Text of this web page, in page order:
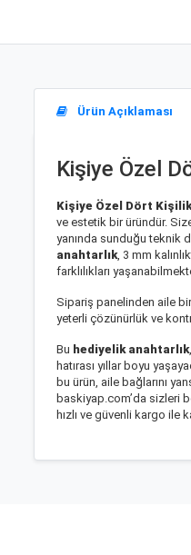
Ürün Açıklaması
Kişiye Özel
Kişiye Özel Dört
ve estetik bir üründür.
yanında sunduğu teknik
anahtarlık, 3 mm
farklılıkları
Sipariş panelinden aile
yeterli çözünürlük ve
Bu hediyelik anahtarlık
hatırası yıllar boyu
bu ürün, aile bağlarını
baskiyap.com’da sizleri
hızlı ve güvenli kargo ile